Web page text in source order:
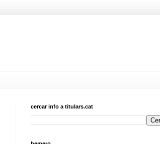
cercar info a titulars.cat